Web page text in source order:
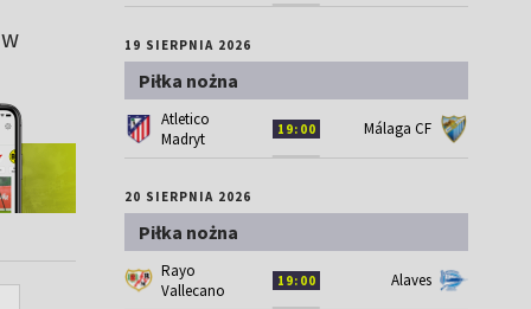
19 SIERPNIA 2026
Piłka nożna
Atletico
Madryt
19:00 Málaga CF
20 SIERPNIA 2026
Piłka nożna
Rayo
Vallecano
19:00 Alaves